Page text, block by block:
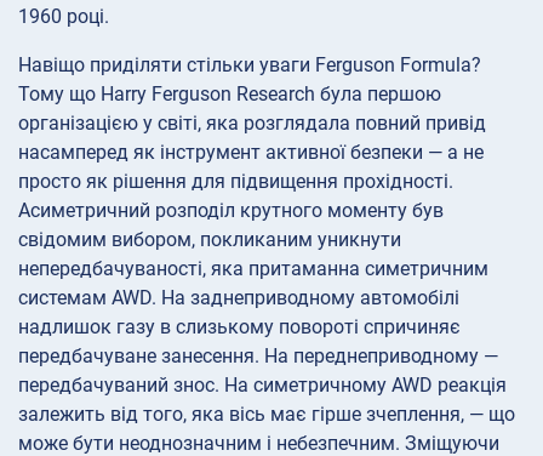
1960 році.
Навіщо приділяти стільки уваги Ferguson Formula?
Тому що Harry Ferguson Research була першою
організацією у світі, яка розглядала повний привід
насамперед як інструмент активної безпеки — а не
просто як рішення для підвищення прохідності.
Асиметричний розподіл крутного моменту був
свідомим вибором, покликаним уникнути
непередбачуваності, яка притаманна симетричним
системам AWD. На заднеприводному автомобілі
надлишок газу в слизькому повороті спричиняє
передбачуване занесення. На переднеприводному —
передбачуваний знос. На симетричному AWD реакція
залежить від того, яка вісь має гірше зчеплення, — що
може бути неоднозначним і небезпечним. Зміщуючи